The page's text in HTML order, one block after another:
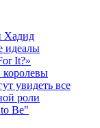
Хадид
идеалы
It?»
увидеть все
роли
Be"